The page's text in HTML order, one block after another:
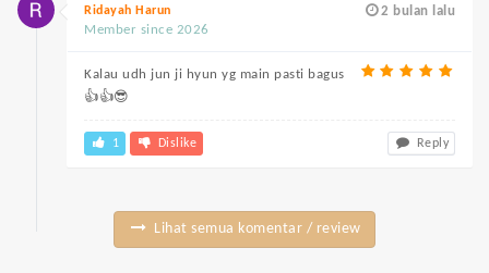
2 bulan lalu
Ridayah Harun
Member since 2026
Kalau udh jun ji hyun yg main pasti bagus
👍👍😎
1 Dislike Reply
Lihat semua komentar / review